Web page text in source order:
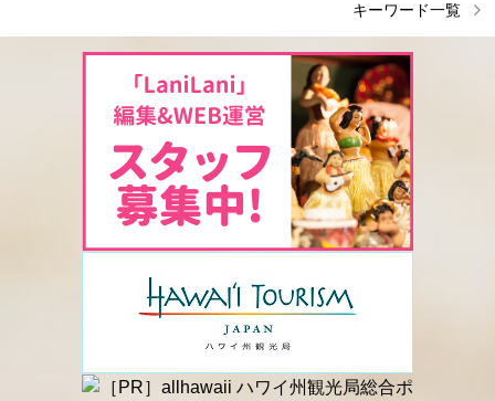
キーワード一覧